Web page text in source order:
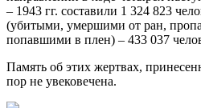
– 1943 гг. составили 1 324 823
(убитыми, умершими от ран,
попавшими в плен) – 433 037
Память об этих жертвах,
пор не увековечена.